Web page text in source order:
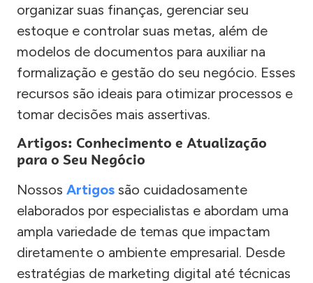
organizar suas finanças, gerenciar seu
estoque e controlar suas metas, além de
modelos de documentos para auxiliar na
formalização e gestão do seu negócio. Esses
recursos são ideais para otimizar processos e
tomar decisões mais assertivas.
Artigos: Conhecimento e Atualização
para o Seu Negócio
Nossos Artigos são cuidadosamente
elaborados por especialistas e abordam uma
ampla variedade de temas que impactam
diretamente o ambiente empresarial. Desde
estratégias de marketing digital até técnicas